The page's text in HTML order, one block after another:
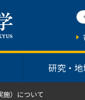
研究・
施）について